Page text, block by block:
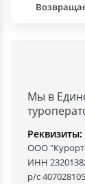
Мы в
Реквизиты:
ООО
ИНН
р/с